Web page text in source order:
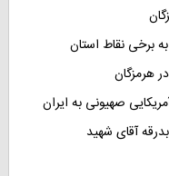
برخی نقاط استان
صهیونی به ایران
آقای شهید